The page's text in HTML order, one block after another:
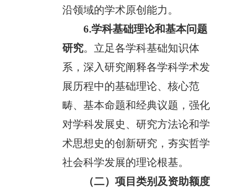
沿领域的学术原创能力。
6.学科基础理论和基本问题
研究。立足各学科基础知识体
系，深入研究阐释各学科学术发
展历程中的基础理论、核心范
畴、基本命题和经典议题，强化
对学科发展史、研究方法论和学
术思想史的创新研究，夯实哲学
社会科学发展的理论根基。
（二）项目类别及资助额度